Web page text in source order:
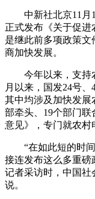
中新社北京11月
正式发布《关于促
是继此前多项政策
商加快发展。
今年以来，支持农
月以来，国发24号、
其中均涉及加快发展
部牵头、19个部门
意见》，专门就农村
“在如此短的时间
接连发布这么多重磅
记者采访时，中国社
说。